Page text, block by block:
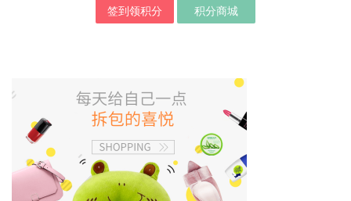
签到领积分 积分商城